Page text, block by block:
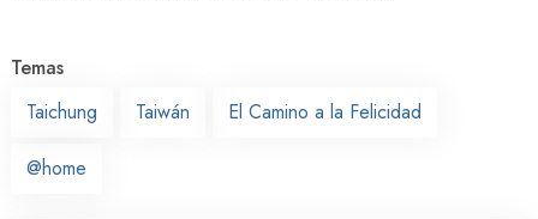
Temas
Taichung
Taiwán El Camino a la Felicidad
@home